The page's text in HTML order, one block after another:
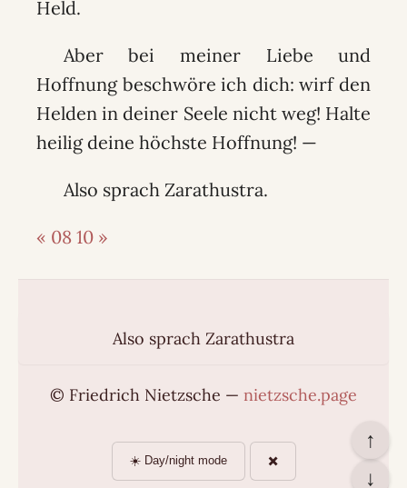
Held.
Aber bei meiner Liebe und
Hoffnung beschwöre ich dich: wirf den
Helden in deiner Seele nicht weg! Halte
heilig deine höchste Hoffnung! —
Also sprach Zarathustra.
« 08 10 »
↑
↓
Also sprach Zarathustra
© Friedrich Nietzsche — nietzsche.page
☀️ Day/night mode ✖️